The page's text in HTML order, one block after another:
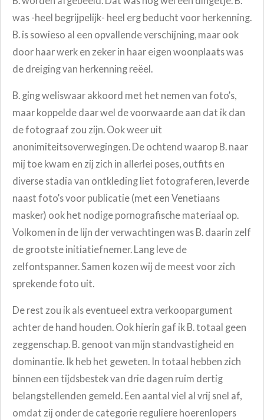
was -heel begrijpelijk- heel erg beducht voor herkenning.
B. is sowieso al een opvallende verschijning, maar ook
door haar werk en zeker in haar eigen woonplaats was
de dreiging van herkenning reëel.
B. ging weliswaar akkoord met het nemen van foto’s,
maar koppelde daar wel de voorwaarde aan dat ik dan
de fotograaf zou zijn. Ook weer uit
anonimiteitsoverwegingen. De ochtend waarop B. naar
mij toe kwam en zij zich in allerlei poses, outfits en
diverse stadia van ontkleding liet fotograferen, leverde
naast foto’s voor publicatie (met een Venetiaans
masker) ook het nodige pornografische materiaal op.
Volkomen in de lijn der verwachtingen was B. daarin zelf
de grootste initiatiefnemer. Lang leve de
zelfontspanner. Samen kozen wij de meest voor zich
sprekende foto uit.
De rest zou ik als eventueel extra verkoopargument
achter de hand houden. Ook hierin gaf ik B. totaal geen
zeggenschap. B. genoot van mijn standvastigheid en
dominantie. Ik heb het geweten. In totaal hebben zich
binnen een tijdsbestek van drie dagen ruim dertig
belangstellenden gemeld. Een aantal viel al vrij snel af,
omdat zij onder de categorie reguliere hoerenlopers